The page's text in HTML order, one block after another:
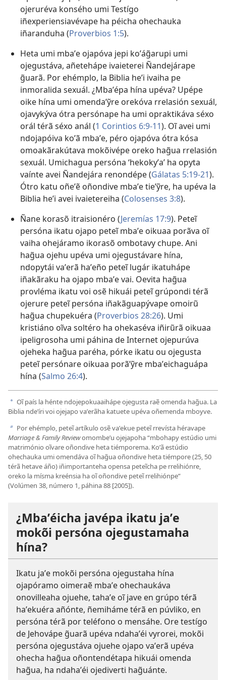
ojeruréva konsého umi Testígo
iñexperiensiavévape ha péicha ohechauka
iñaranduha (Proverbios 1:5).
Heta umi mbaʼe ojapóva jepi koʼág̃arupi umi
ojegustáva, añetehápe ivaieterei Ñandejárape
g̃uarã. Por ehémplo, la Biblia heʼi ivaiha pe
inmoralida sexuál. ¿Mbaʼépa hína upéva? Upépe
oike hína umi omendaʼỹre orekóva rrelasión sexuál,
ojavykýva ótra persónape ha umi opraktikáva séxo
orál térã séxo anál (1 Corintios 6:​9-​11). Oĩ avei umi
ndojapóiva koʼã mbaʼe, péro ojapóva ótra kósa
omoakãrakútava mokõivépe oreko hag̃ua rrelasión
sexuál. Umichagua persóna ‘hekokyʼa’ ha opyta
vaínte avei Ñandejára renondépe (Gálatas 5:​19-​21).
Ótro katu oñeʼẽ oñondive mbaʼe tieʼỹre, ha upéva la
Biblia heʼi avei ivaietereiha (Colosenses 3:8).
Ñane korasõ itraisionéro (Jeremías 17:9). Peteĩ
persóna ikatu ojapo peteĩ mbaʼe oikuaa porãva oĩ
vaiha ohejáramo ikorasõ ombotavy chupe. Ani
hag̃ua ojehu upéva umi ojegustávare hína,
ndopytái vaʼerã haʼeño peteĩ lugár ikatuhápe
iñakãraku ha ojapo mbaʼe vai. Oevita hag̃ua
provléma ikatu voi osẽ hikuái peteĩ grúpondi térã
ojerure peteĩ persóna iñakãguapývape omoirũ
hag̃ua chupekuéra (Proverbios 28:26). Umi
kristiáno oĩva soltéro ha ohekaséva iñirũrã oikuaa
ipeligrosoha umi páhina de Internet ojepurúva
ojeheka hag̃ua paréha, pórke ikatu ou ojegusta
peteĩ persónare oikuaa porãʼỹre mbaʼeichaguápa
hína (Salmo 26:4).
a Oĩ país la hénte ndojepokuaaihápe ojegusta raẽ omenda hag̃ua. La
Biblia ndeʼíri voi ojejapo vaʼerãha katuete upéva oñemenda mboyve.
b Por ehémplo, peteĩ artíkulo osẽ vaʼekue peteĩ rrevísta héravape
Marriage & Family Reviewomombeʼu ojejapoha “mbohapy estúdio umi
matrimónio oĩvare oñondive heta tiémporema. Koʼã estúdio
ohechauka umi omendáva oĩ hag̃ua oñondive heta tiémpore (25, 50
térã hetave áño) iñimportanteha opensa peteĩcha pe rrelihiónre,
oreko la mísma kreénsia ha oĩ oñondive peteĩ rrelihiónpe”
(Volúmen 38, número 1, páhina 88 [2005]).
¿Mbaʼéicha javépa ikatu jaʼe
mokõi persóna ojegustamaha
hína?
Ikatu jaʼe mokõi persóna ojegustaha hína
ojapóramo oimeraẽ mbaʼe ohechaukáva
onovilleaha ojuehe, tahaʼe oĩ jave en grúpo térã
haʼekuéra añónte, ñemiháme térã en púvliko, en
persóna térã por teléfono o mensáhe. Ore testígo
de Jehovápe g̃uarã upéva ndahaʼéi vyrorei, mokõi
persóna ojegustáva ojuehe ojapo vaʼerã upéva
ohecha hag̃ua oñontendétapa hikuái omenda
hag̃ua, ha ndahaʼéi ojediverti hag̃uánte.